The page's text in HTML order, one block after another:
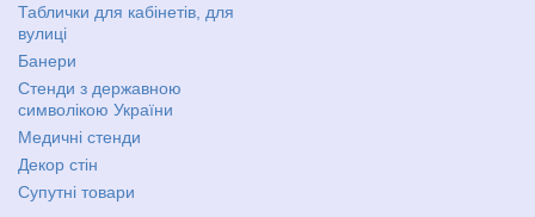
Таблички для кабінетів, для
вулиці
Банери
Стенди з державною
символікою України
Медичні стенди
Декор стін
Супутні товари